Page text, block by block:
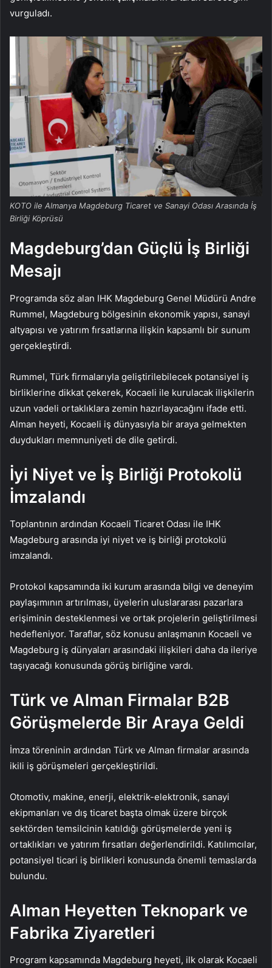
vurguladı.
KOTO ile Almanya Magdeburg Ticaret ve Sanayi Odası Arasında İş
Birliği Köprüsü
Magdeburg’dan Güçlü İş Birliği
Mesajı
Programda söz alan IHK Magdeburg Genel Müdürü Andre
Rummel, Magdeburg bölgesinin ekonomik yapısı, sanayi
altyapısı ve yatırım fırsatlarına ilişkin kapsamlı bir sunum
gerçekleştirdi.
Rummel, Türk firmalarıyla geliştirilebilecek potansiyel iş
birliklerine dikkat çekerek, Kocaeli ile kurulacak ilişkilerin
uzun vadeli ortaklıklara zemin hazırlayacağını ifade etti.
Alman heyeti, Kocaeli iş dünyasıyla bir araya gelmekten
duydukları memnuniyeti de dile getirdi.
İyi Niyet ve İş Birliği Protokolü
İmzalandı
Toplantının ardından Kocaeli Ticaret Odası ile IHK
Magdeburg arasında iyi niyet ve iş birliği protokolü
imzalandı.
Protokol kapsamında iki kurum arasında bilgi ve deneyim
paylaşımının artırılması, üyelerin uluslararası pazarlara
erişiminin desteklenmesi ve ortak projelerin geliştirilmesi
hedefleniyor. Taraflar, söz konusu anlaşmanın Kocaeli ve
Magdeburg iş dünyaları arasındaki ilişkileri daha da ileriye
taşıyacağı konusunda görüş birliğine vardı.
Türk ve Alman Firmalar B2B
Görüşmelerde Bir Araya Geldi
İmza töreninin ardından Türk ve Alman firmalar arasında
ikili iş görüşmeleri gerçekleştirildi.
Otomotiv, makine, enerji, elektrik-elektronik, sanayi
ekipmanları ve dış ticaret başta olmak üzere birçok
sektörden temsilcinin katıldığı görüşmelerde yeni iş
ortaklıkları ve yatırım fırsatları değerlendirildi. Katılımcılar,
potansiyel ticari iş birlikleri konusunda önemli temaslarda
bulundu.
Alman Heyetten Teknopark ve
Fabrika Ziyaretleri
Program kapsamında Magdeburg heyeti, ilk olarak Kocaeli